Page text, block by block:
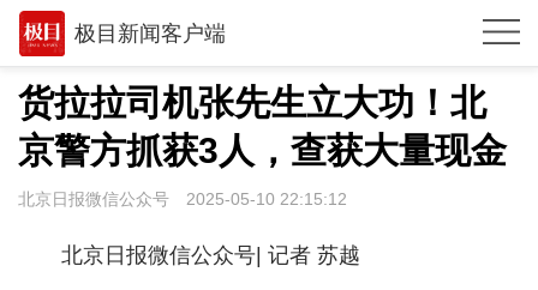
极目新闻客户端
推荐
观点
时政
货拉拉司机张先生立大功！北
京警方抓获3人，查获大量现金
北京日报微信公众号 2025-05-10 22:15:12
北京日报微信公众号| 记者 苏越